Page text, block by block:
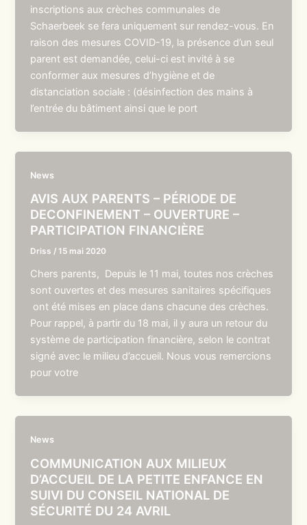
inscriptions aux crèches communales de
Schaerbeek se fera uniquement sur rendez-vous. En
raison des mesures COVID-19, la présence d’un seul
parent est demandée, celui-ci est invité à se
conformer aux mesures d’hygiène et de
distanciation sociale : (désinfection des mains à
l’entrée du bâtiment ainsi que le port
News
AVIS AUX PARENTS – PÉRIODE DE
DECONFINEMENT – OUVERTURE –
PARTICIPATION FINANCIÈRE
Driss /15 mai 2020
Chers parents, Depuis le 11 mai, toutes nos crèches
sont ouvertes et des mesures sanitaires spécifiques
ont été mises en place dans chacune des crèches.
Pour rappel, à partir du 18 mai, il y aura un retour du
système de participation financière, selon le contrat
signé avec le milieu d’accueil. Nous vous remercions
pour votre
News
COMMUNICATION AUX MILIEUX
D’ACCUEIL DE LA PETITE ENFANCE EN
SUIVI DU CONSEIL NATIONAL DE
SÉCURITÉ DU 24 AVRIL